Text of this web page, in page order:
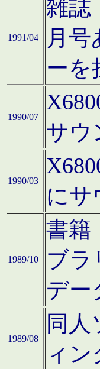
1991/04
雑誌
月
ーを
1990/07
サウ
1990/03
にサ
1989/10
書籍
ブラ
デー
1989/08
同人
ィ